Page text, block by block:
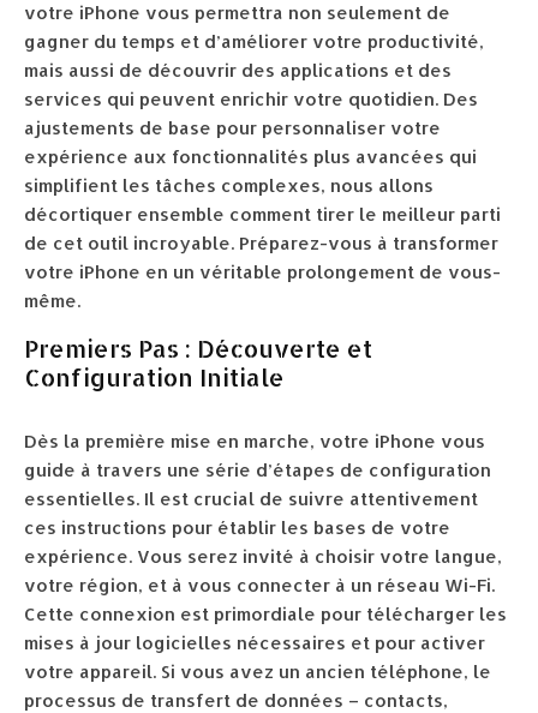
votre iPhone vous permettra non seulement de
gagner du temps et d’améliorer votre productivité,
mais aussi de découvrir des applications et des
services qui peuvent enrichir votre quotidien. Des
ajustements de base pour personnaliser votre
expérience aux fonctionnalités plus avancées qui
simplifient les tâches complexes, nous allons
décortiquer ensemble comment tirer le meilleur parti
de cet outil incroyable. Préparez-vous à transformer
votre iPhone en un véritable prolongement de vous-
même.
Premiers Pas : Découverte et
Configuration Initiale
Dès la première mise en marche, votre iPhone vous
guide à travers une série d’étapes de configuration
essentielles. Il est crucial de suivre attentivement
ces instructions pour établir les bases de votre
expérience. Vous serez invité à choisir votre langue,
votre région, et à vous connecter à un réseau Wi-Fi.
Cette connexion est primordiale pour télécharger les
mises à jour logicielles nécessaires et pour activer
votre appareil. Si vous avez un ancien téléphone, le
processus de transfert de données – contacts,